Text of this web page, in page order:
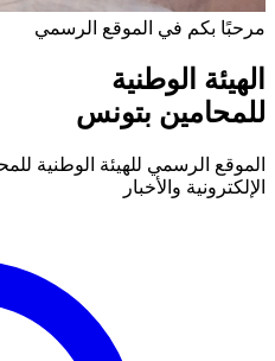
مرحبًا بكم في الموقع الرسمي
الهيئة الوطنية
للمحامين بتونس
الموقع الرسمي للهيئة الوطنية
الإلكترونية والأخبار